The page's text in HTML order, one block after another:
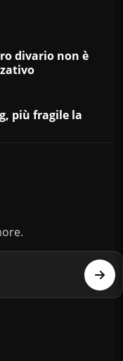
divario non è
più fragile la